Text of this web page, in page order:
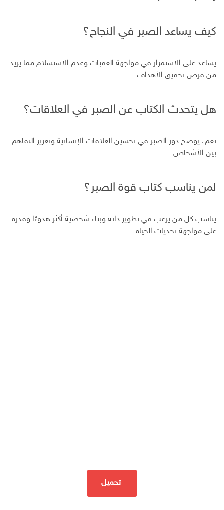
كيف يساعد الصبر في النجاح؟
يساعد على الاستمرار في مواجهة العقبات وعدم الاستسلام مما يزيد
من فرص تحقيق الأهداف.
هل يتحدث الكتاب عن الصبر في العلاقات؟
نعم، يوضح دور الصبر في تحسين العلاقات الإنسانية وتعزيز التفاهم
بين الأشخاص.
لمن يناسب كتاب قوة الصبر؟
يناسب كل من يرغب في تطوير ذاته وبناء شخصية أكثر هدوءًا وقدرة
على مواجهة تحديات الحياة.
تحميل